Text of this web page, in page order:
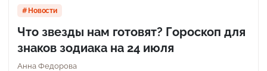
Новости
Что звезды нам готовят? Гороскоп для
знаков зодиака на 24 июля
Анна Федорова